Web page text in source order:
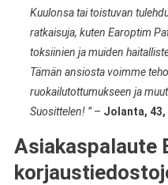
Kuulonsa tai toistuvan
ratkaisuja, kuten Earoptim
toksiinien ja muiden
Tämän ansiosta voimme
ruokailutottumukseen ja
Suosittelen! ”– Jolanta,
Asiakaspalaute